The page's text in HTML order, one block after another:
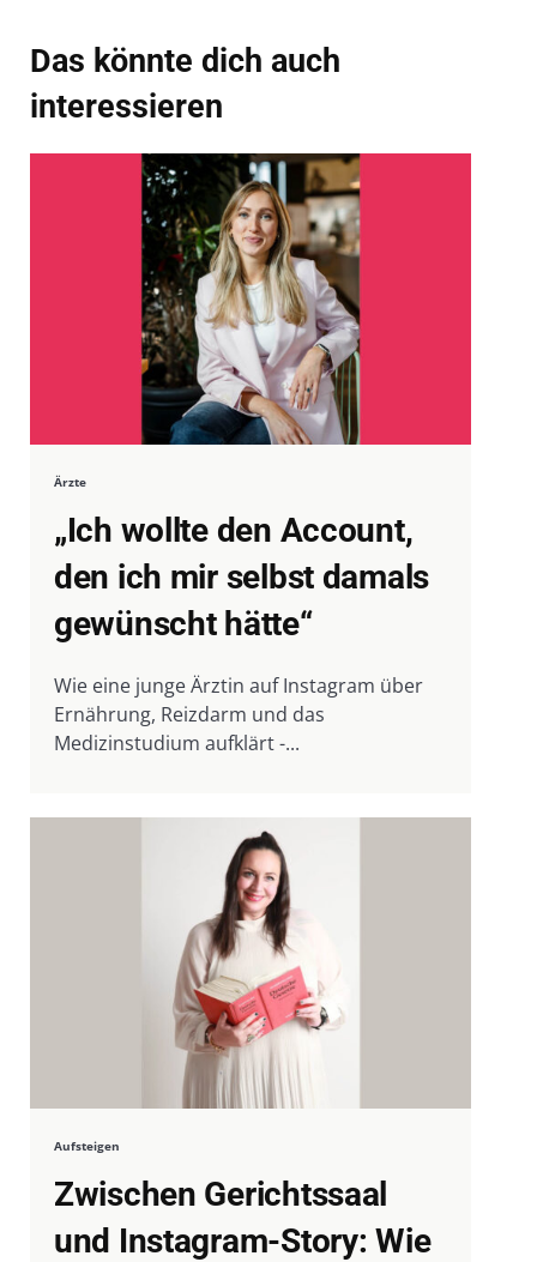
Das könnte dich auch
interessieren
Ärzte
„Ich wollte den Account,
den ich mir selbst damals
gewünscht hätte“
Wie eine junge Ärztin auf Instagram über
Ernährung, Reizdarm und das
Medizinstudium aufklärt -...
Aufsteigen
Zwischen Gerichtssaal
und Instagram-Story: Wie